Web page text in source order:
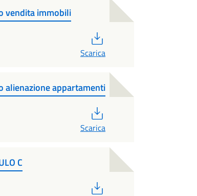
vendita immobili
Scarica
alienazione appartamenti
Scarica
C